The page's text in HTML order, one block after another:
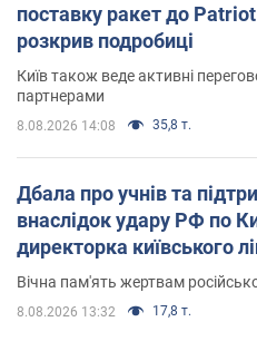
поставку ракет до
розкрив подробиці
Київ також веде активні
партнерами
8.08.2026 14:08 35,8 т.
Дбала про учнів та
внаслідок удару РФ по
директорка київського
Вічна пам'ять жертвам
8.08.2026 13:32 17,8 т.